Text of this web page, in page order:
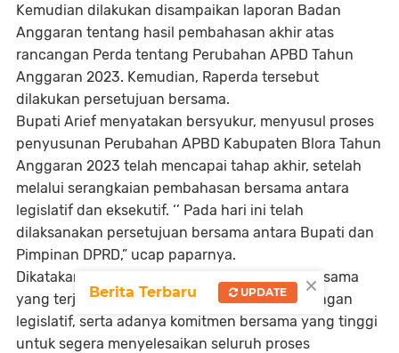
Kemudian dilakukan disampaikan laporan Badan
Anggaran tentang hasil pembahasan akhir atas
rancangan Perda tentang Perubahan APBD Tahun
Anggaran 2023. Kemudian, Raperda tersebut
dilakukan persetujuan bersama.
Bupati Arief menyatakan bersyukur, menyusul proses
penyusunan Perubahan APBD Kabupaten Blora Tahun
Anggaran 2023 telah mencapai tahap akhir, setelah
melalui serangkaian pembahasan bersama antara
legislatif dan eksekutif. ‘’ Pada hari ini telah
dilaksanakan persetujuan bersama antara Bupati dan
Pimpinan DPRD,” ucap paparnya.
Dikatakan, hal itu dapat terwujud berkat kerja sama
yang terjalin dengan baik antara eksekutif dengan
legislatif, serta adanya komitmen bersama yang tinggi
untuk segera menyelesaikan seluruh proses
×
Berita Terbaru UPDATE